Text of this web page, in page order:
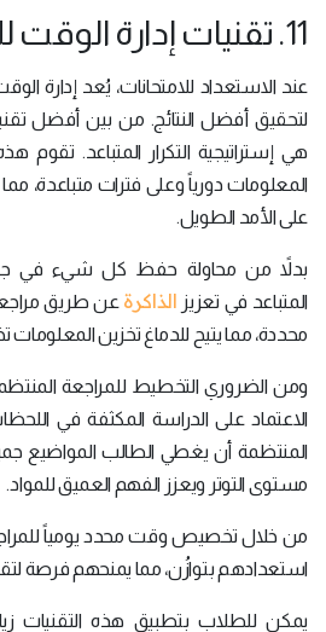
11. تقنيات إدارة الوقت للامتحانات
عند الاستعداد للامتحانات، يُعد إدارة
لتحقيق أفضل النتائج. من بين أفضل
هي إستراتيجية التكرار المتباعد. تقوم
المعلومات دورياً وعلى فترات متباعدة،
على الأمد الطويل.
بدلاً من محاولة حفظ كل شيء في
المتباعد في تعزيز الذاكرة عن طريق
محددة، مما يتيح للدماغ تخزين المعلومات
ومن الضروري التخطيط للمراجعة
الاعتماد على الدراسة المكثفة في
المنتظمة أن يغطي الطالب المواضيع
مستوى التوتر ويعزز الفهم العميق للمواد.
من خلال تخصيص وقت محدد يومياً
استعدادهم بتوازُن، مما يمنحهم فرصة
يمكن للطلاب بتطبيق هذه التقنيات